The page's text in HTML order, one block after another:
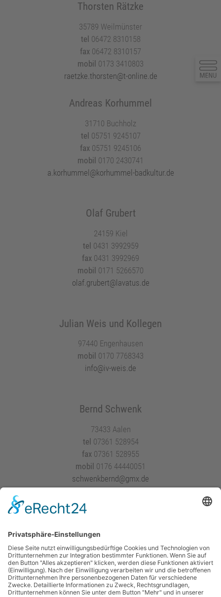
Thorsten Rätzke
35789 Weilmünster
tel 06472 8310158
fax 06472 8310157
mobil 0173 3410803
raetzke.thorsten@t-online.de
Andreas Korhummel
31710 Buchholz
tel 05751 9245107
fax 05751 9245106
mobil 0170 2430741
a.korhummel@korhummel-badkultur.de
Olaf Grubert
24159 Kiel
tel 0431 3992959
fax 0431 3992969
mobil 0171 5266570
olaf.grubert@lavatus.de
Julian Weis und Kollegen
97440 Engenhausen
mobil 0170 7768343
info@iv-weis.de
Bernd Schwenk
73433 Aalen
tel 07361 528954
fax 07361 528955
mobil 0176 44440051
schwenkbernd@gmx.de